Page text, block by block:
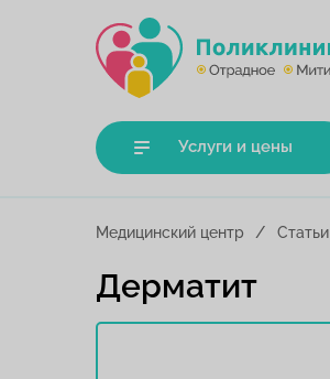
Услуги и цены
Медицинский центр Статьи
Дерматит